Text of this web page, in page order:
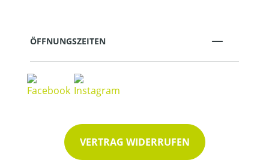
ÖFFNUNGSZEITEN
VERTRAG WIDERRUFEN